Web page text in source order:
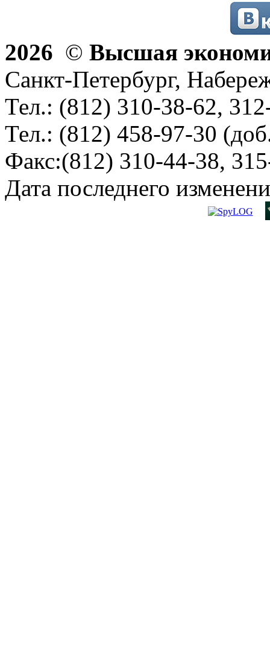
2026 © Высшая
Санкт-Петербург,
Тел.: (812) 310-38-62,
Тел.: (812) 458-97-30
Факс:(812) 310-44-38,
Дата последнего